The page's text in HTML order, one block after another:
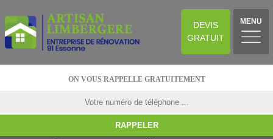
DEVIS
GRATUIT
MENU
ON VOUS RAPPELLE GRATUITEMENT